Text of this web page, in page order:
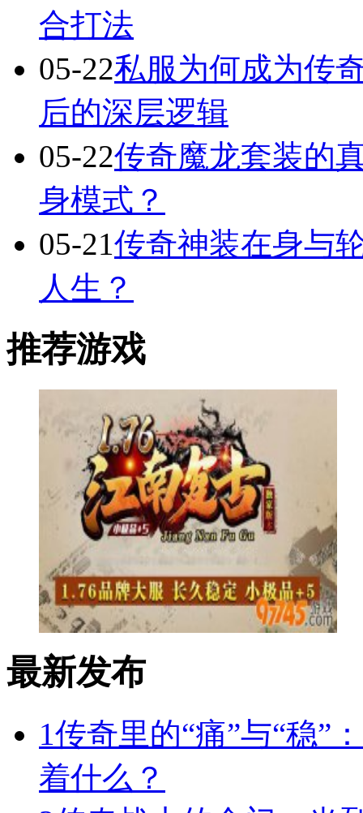
合打法
05-22私服为何成为传
后的深层逻辑
05-22传奇魔龙套装的
身模式？
05-21传奇神装在身与
人生？
推荐游戏
最新发布
1传奇里的“痛”与“稳”
着什么？